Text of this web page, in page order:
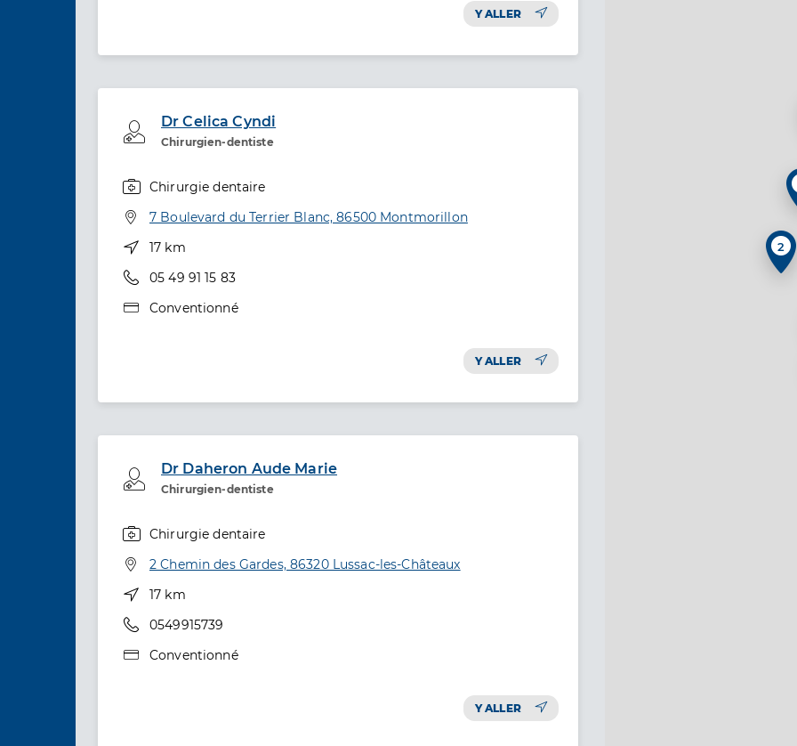
Y ALLER
Dr Celica Cyndi
Chirurgien-dentiste
Professionel de santé
Chirurgie dentaire
Adresse
7 Boulevard du Terrier Blanc, 86500 Montmorillon
Distance
17 km
Téléphone
05 49 91 15 83
Type de convention
Conventionné
Y ALLER
Dr Daheron Aude Marie
Chirurgien-dentiste
Professionel de santé
Chirurgie dentaire
Adresse
2 Chemin des Gardes, 86320 Lussac-les-Châteaux
Distance
17 km
Téléphone
0549915739
Type de convention
Conventionné
Y ALLER
2